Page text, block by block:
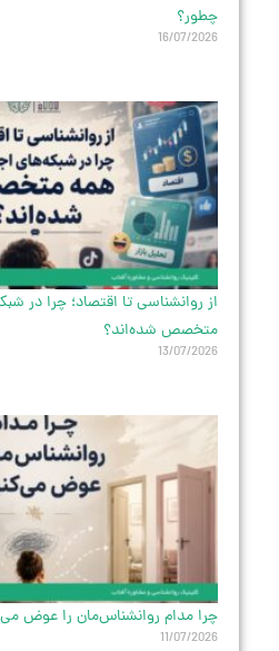
چطور؟
16/07/2026
از روانشناسی تا اقتصاد؛ چرا در
متخصص شده‌اند؟
13/07/2026
چرا مدام روانشناس‌مان را عوض
11/07/2026